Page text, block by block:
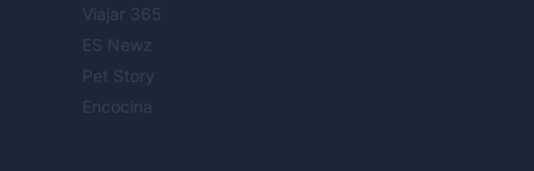
Viajar 365
ES Newz
Pet Story
Encocina